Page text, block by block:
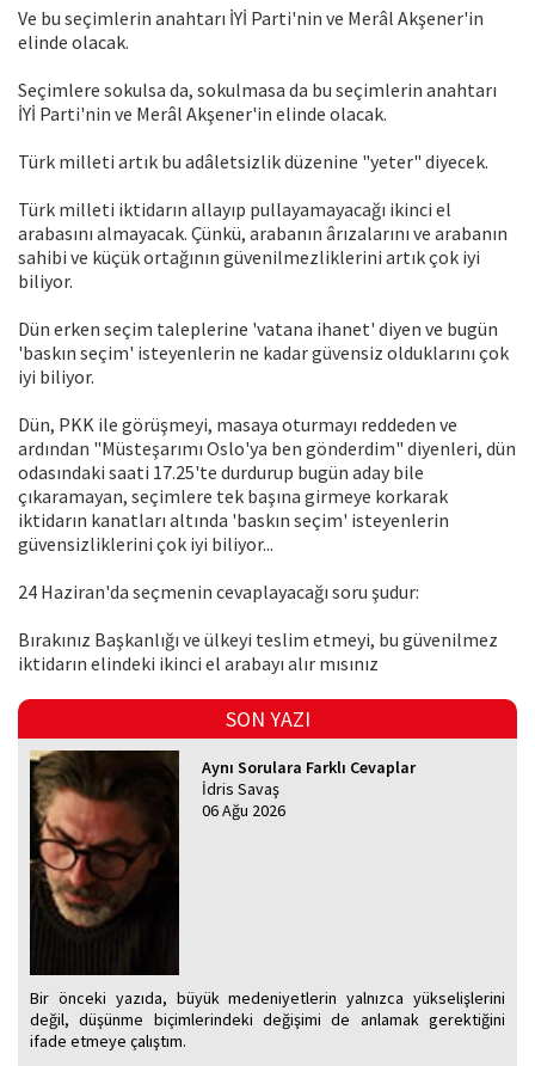
Ve bu seçimlerin anahtarı İYİ Parti'nin ve Merâl Akşener'in
elinde olacak.
Seçimlere sokulsa da, sokulmasa da bu seçimlerin anahtarı
İYİ Parti'nin ve Merâl Akşener'in elinde olacak.
Türk milleti artık bu adâletsizlik düzenine "yeter" diyecek.
Türk milleti iktidarın allayıp pullayamayacağı ikinci el
arabasını almayacak. Çünkü, arabanın ârızalarını ve arabanın
sahibi ve küçük ortağının güvenilmezliklerini artık çok iyi
biliyor.
Dün erken seçim taleplerine 'vatana ihanet' diyen ve bugün
'baskın seçim' isteyenlerin ne kadar güvensiz olduklarını çok
iyi biliyor.
Dün, PKK ile görüşmeyi, masaya oturmayı reddeden ve
ardından "Müsteşarımı Oslo'ya ben gönderdim" diyenleri, dün
odasındaki saati 17.25'te durdurup bugün aday bile
çıkaramayan, seçimlere tek başına girmeye korkarak
iktidarın kanatları altında 'baskın seçim' isteyenlerin
güvensizliklerini çok iyi biliyor...
24 Haziran'da seçmenin cevaplayacağı soru şudur:
Bırakınız Başkanlığı ve ülkeyi teslim etmeyi, bu güvenilmez
iktidarın elindeki ikinci el arabayı alır mısınız
SON YAZI
Aynı Sorulara Farklı Cevaplar
İdris Savaş
06 Ağu 2026
Bir önceki yazıda, büyük medeniyetlerin yalnızca yükselişlerini
değil, düşünme biçimlerindeki değişimi de anlamak gerektiğini
ifade etmeye çalıştım.